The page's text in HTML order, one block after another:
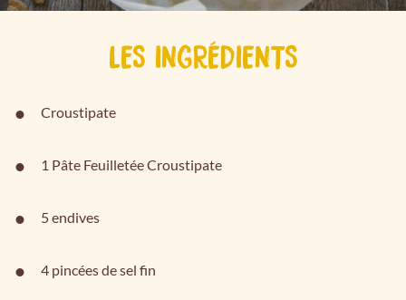
LES INGRÉDIENTS
Croustipate
1 Pâte Feuilletée Croustipate
5 endives
4 pincées de sel fin